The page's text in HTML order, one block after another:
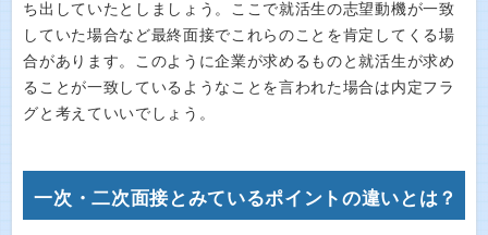
ち出していたとしましょう。ここで就活生の志望動機が一致
していた場合など最終面接でこれらのことを肯定してくる場
合があります。このように企業が求めるものと就活生が求め
ることが一致しているようなことを言われた場合は内定フラ
グと考えていいでしょう。
一次・二次面接とみているポイントの違いとは？